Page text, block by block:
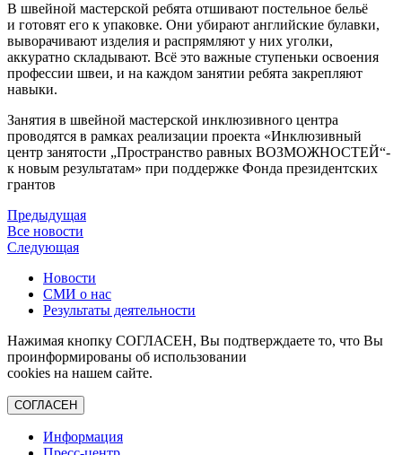
В швейной мастерской ребята отшивают постельное бельё
и готовят его к упаковке. Они убирают английские булавки,
выворачивают изделия и распрямляют у них уголки,
аккуратно складывают. Всё это важные ступеньки освоения
профессии швеи, и на каждом занятии ребята закрепляют
навыки.
Занятия в швейной мастерской инклюзивного центра
проводятся в рамках реализации проекта «Инклюзивный
центр занятости „Пространство равных ВОЗМОЖНОСТЕЙ“-
к новым результатам» при поддержке Фонда президентских
грантов
Предыдущая
Все новости
Следующая
Новости
СМИ о нас
Результаты деятельности
Нажимая кнопку СОГЛАСЕН, Вы подтверждаете то, что Вы
проинформированы об использовании
cookies на нашем сайте.
СОГЛАСЕН
Информация